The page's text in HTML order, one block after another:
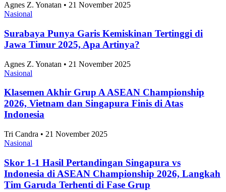
Agnes Z. Yonatan • 21 November 2025
Nasional
Surabaya Punya Garis Kemiskinan Tertinggi di
Jawa Timur 2025, Apa Artinya?
Agnes Z. Yonatan • 21 November 2025
Nasional
Klasemen Akhir Grup A ASEAN Championship
2026, Vietnam dan Singapura Finis di Atas
Indonesia
Tri Candra • 21 November 2025
Nasional
Skor 1-1 Hasil Pertandingan Singapura vs
Indonesia di ASEAN Championship 2026, Langkah
Tim Garuda Terhenti di Fase Grup